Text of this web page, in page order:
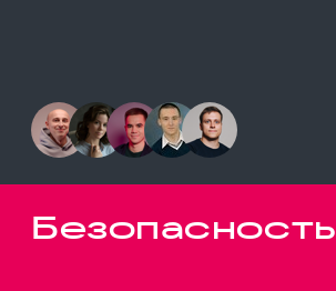
Безопасность